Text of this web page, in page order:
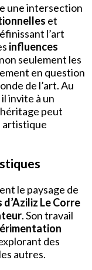
une intersection
et
l’art
influences
seulement les
en question
de l’art. Au
invite à un
peut
artistique
le paysage de
Le Corre
. Son travail
des
autres.